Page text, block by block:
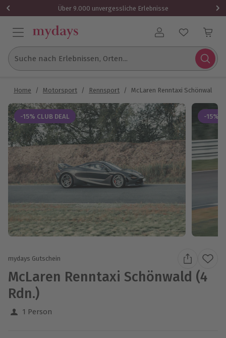
Über 9.000 unvergessliche Erlebnisse
Benutzerkonto
Suche nach Erlebnissen, Orten...
Home / Motorsport / Rennsport / McLaren Renntaxi Schönwald (4
-15% CLUB DEAL -15%
mydays Gutschein
McLaren Renntaxi Schönwald (4
Rdn.)
1 Person